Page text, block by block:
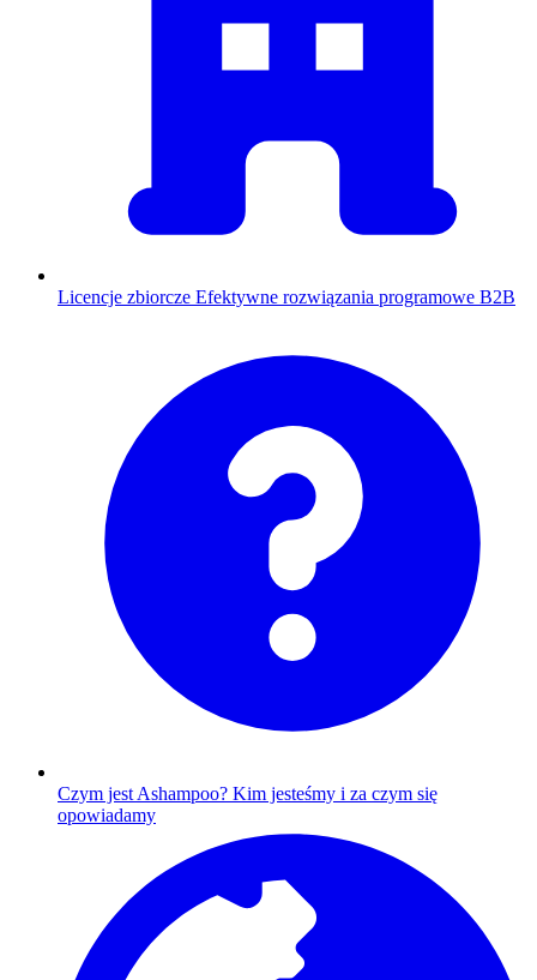
Licencje zbiorcze Efektywne rozwiązania programowe B2B
Czym jest Ashampoo? Kim jesteśmy i za czym się
opowiadamy